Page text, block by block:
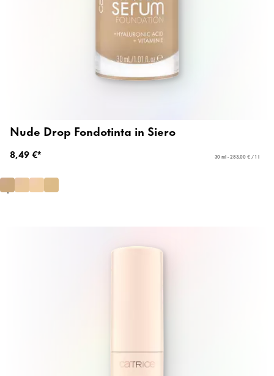
Nude Drop Fondotinta in Siero
8,49 €* 30 ml - 283,00 € / 1 l